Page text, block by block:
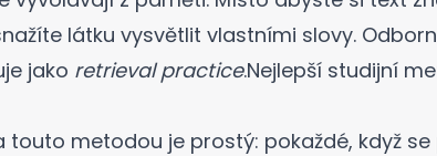
látku vysvětlit vlastními slovy.
jako retrieval practice.Nejlepší studijní
touto metodou je prostý: pokaždé, když